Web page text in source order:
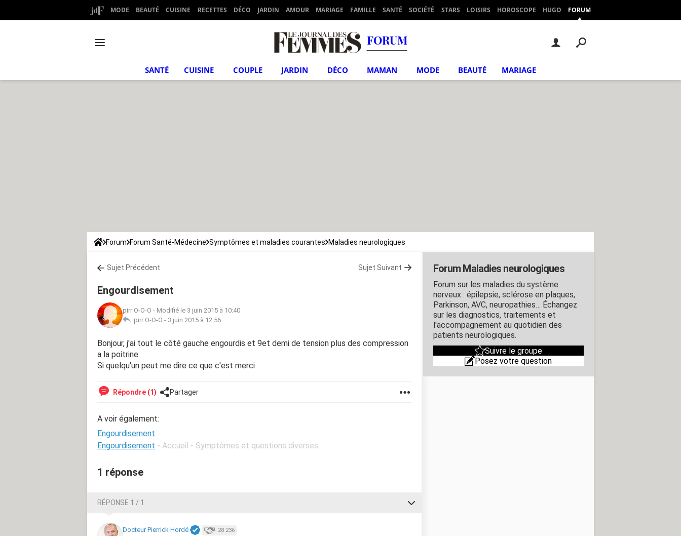
MODE BEAUTÉ CUISINE RECETTES DÉCO JARDIN AMOUR MARIAGE FAMILLE SANTÉ SOCIÉTÉ STARS LOISIRS HOROSCOPE HUGO FORUM
FORUM
SANTÉ CUISINE COUPLE JARDIN DÉCO MAMAN MODE BEAUTÉ MARIAGE
Forum Forum Santé-Médecine Symptômes et maladies courantes Maladies neurologiques
Sujet Précédent Sujet Suivant
Engourdisement
pirr O-O-O - Modifié le 3 juin 2015 à 10:40
pirr O-O-O - 3 juin 2015 à 12:56
Bonjour, j'ai tout le côté gauche engourdis et 9et demi de tension plus des compression
a la poitrine
Si quelqu'un peut me dire ce que c'est merci
Répondre (1) Partager
A voir également:
Engourdisement
Engourdisement - Accueil - Symptômes et questions diverses
1 réponse
RÉPONSE 1 / 1
Docteur Pierrick Hordé 28 236
Forum Maladies neurologiques
Forum sur les maladies du système
nerveux : épilepsie, sclérose en plaques,
Parkinson, AVC, neuropathies… Échangez
sur les diagnostics, traitements et
l'accompagnement au quotidien des
patients neurologiques.
Suivre le groupe
Posez votre question